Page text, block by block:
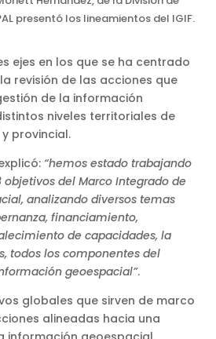
presentó los lineamientos del IGIF.
ejes en los que se ha centrado
revisión de las acciones que
de la información
niveles territoriales de
provincial.
“hemos estado trabajando
objetivos del Marco Integrado de
analizando diversos temas
financiamiento,
de capacidades, la
todos los componentes del
geoespacial”.
globales que sirven de marco
alineadas hacia una